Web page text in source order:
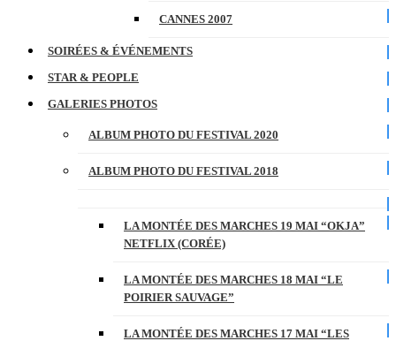
CANNES 2007
SOIRÉES & ÉVÉNEMENTS
STAR & PEOPLE
GALERIES PHOTOS
ALBUM PHOTO DU FESTIVAL 2020
ALBUM PHOTO DU FESTIVAL 2018
LA MONTÉE DES MARCHES 19 MAI “OKJA”
NETFLIX (CORÉE)
LA MONTÉE DES MARCHES 18 MAI “LE
POIRIER SAUVAGE”
LA MONTÉE DES MARCHES 17 MAI “LES